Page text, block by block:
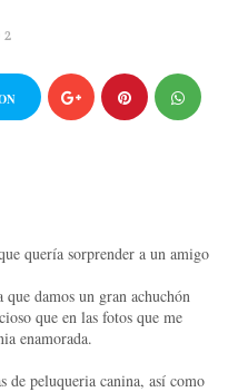
2
quería sorprender a un amigo
damos un gran achuchón
que en las fotos que me
enamorada.
de peluqueria canina, así como